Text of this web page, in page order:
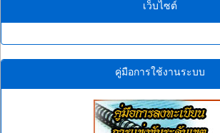
เว็บไซต์
คู่มือการใช้งานระบบ